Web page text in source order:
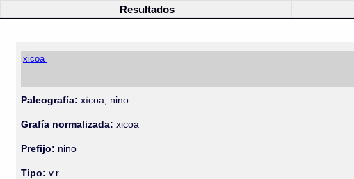
Resultados
xicoa
Paleografía: xïcoa, nino
Grafía normalizada: xicoa
Prefijo: nino
Tipo: v.r.